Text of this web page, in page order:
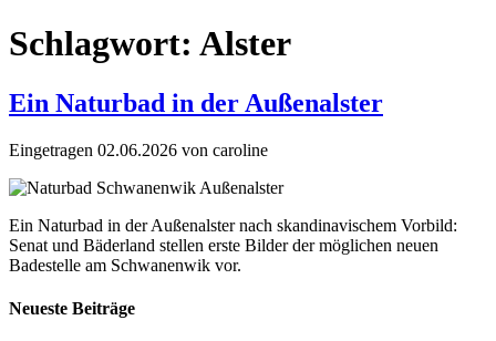
Schlagwort: Alster
Ein Naturbad in der Außenalster
Eingetragen 02.06.2026 von caroline
Ein Naturbad in der Außenalster nach skandinavischem Vorbild:
Senat und Bäderland stellen erste Bilder der möglichen neuen
Badestelle am Schwanenwik vor.
Neueste Beiträge